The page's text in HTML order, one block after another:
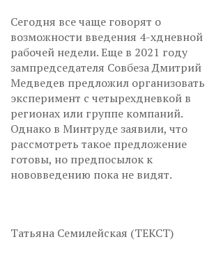
Сегодня все чаще говорят о
возможности введения 4-хдневной
рабочей недели. Еще в 2021 году
зампредседателя Совбеза Дмитрий
Медведев предложил организовать
эксперимент с четырехдневкой в
регионах или группе компаний.
Однако в Минтруде заявили, что
рассмотреть такое предложение
готовы, но предпосылок к
нововведению пока не видят.
Татьяна Семилейская (ТЕКСТ)